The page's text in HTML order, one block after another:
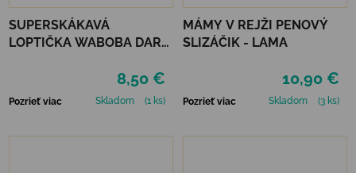
SUPERSKÁKAVÁ
LOPTIČKA WABOBA DARK
8,50 €
Pozrieť viac Skladom (1 ks)
MÁMY V REJŽI PENOVÝ
SLIZÁČIK - LAMA
10,90 €
Pozrieť viac Skladom (3 ks)